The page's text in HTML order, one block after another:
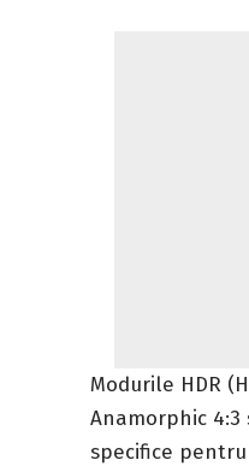
Modurile HDR
Anamorphic
specifice